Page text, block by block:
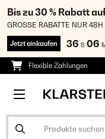
Bis zu 30 % Rabatt
GROSSE RABATTE NUR 48H
Jetzt einkaufen 36 S 06
Flexible Zahlungen